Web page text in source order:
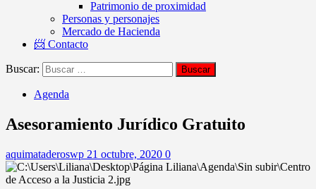
Patrimonio de proximidad
Personas y personajes
Mercado de Hacienda
📨 Contacto
Buscar:
Agenda
Asesoramiento Jurídico Gratuito
aquimataderoswp 21 octubre, 2020 0